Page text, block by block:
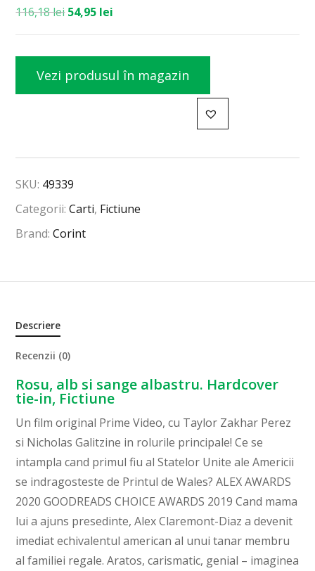
116,18lei 54,95 lei
Vezi produsul în magazin
SKU: 49339
Categorii:Carti, Fictiune
Brand:Corint
Descriere
Recenzii (0)
Rosu, alb si sange albastru. Hardcover
tie-in, Fictiune
Un film original Prime Video, cu Taylor Zakhar Perez
si Nicholas Galitzine in rolurile principale! Ce se
intampla cand primul fiu al Statelor Unite ale Americii
se indragosteste de Printul de Wales? ALEX AWARDS
2020 GOODREADS CHOICE AWARDS 2019 Cand mama
lui a ajuns presedinte, Alex Claremont-Diaz a devenit
imediat echivalentul american al unui tanar membru
al familiei regale. Aratos, carismatic, genial – imaginea